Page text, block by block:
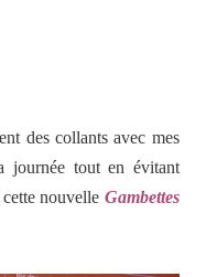
des collants avec mes
journée tout en évitant
nouvelle Gambettes